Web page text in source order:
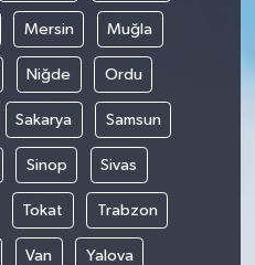
Mersin Muğla
Niğde Ordu
Sakarya Samsun
Sinop Sivas
Tokat Trabzon
Van Yalova